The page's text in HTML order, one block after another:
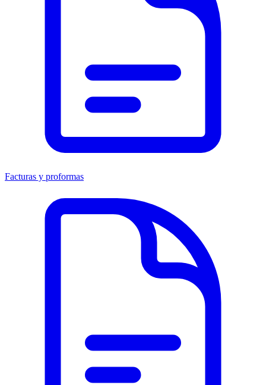
Facturas y proformas